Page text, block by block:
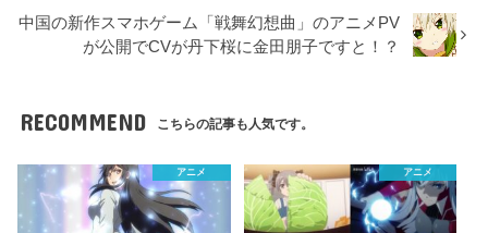
中国の新作スマホゲーム「戦舞幻想曲」のアニメPV
が公開でCVが丹下桜に金田朋子ですと！？
RECOMMEND こちらの記事も人気です。
アニメ アニメ